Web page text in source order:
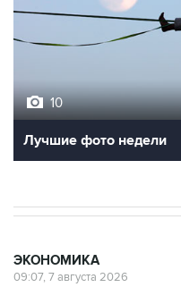
10
Лучшие фото недели
ЭКОНОМИКА
09:07, 7 августа 2026